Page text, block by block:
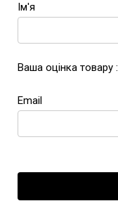
Ім'я
Ваша оцінка товару :
Email